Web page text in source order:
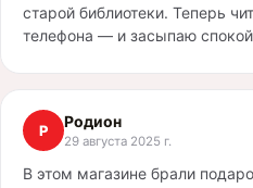
старой библиотеки. Теперь
телефона — и засыпаю
Р Родион
29 августа 2025 г.
В этом магазине брали